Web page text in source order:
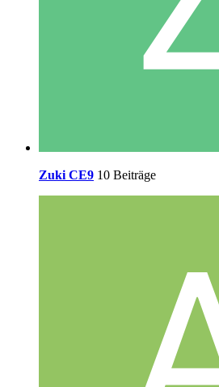
Zuki CE9 10 Beiträge